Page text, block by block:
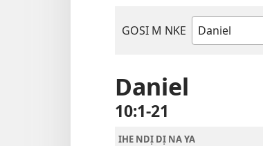
GOSI M NKE
Akwụkwọ
Daniel
10:1-21
IHE NDỊ DỊ NA YA